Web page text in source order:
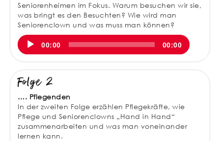
Seniorenheimen im Fokus. Warum besuchen wir sie,
was bringt es den Besuchten? Wie wird man
Seniorenclown und was muss man können?
Audio-
Player
00:00 00:00
Folge 2
…. Pflegenden
In der zweiten Folge erzählen Pflegekräfte, wie
Pflege und Seniorenclowns „Hand in Hand“
zusammenarbeiten und was man voneinander
lernen kann.